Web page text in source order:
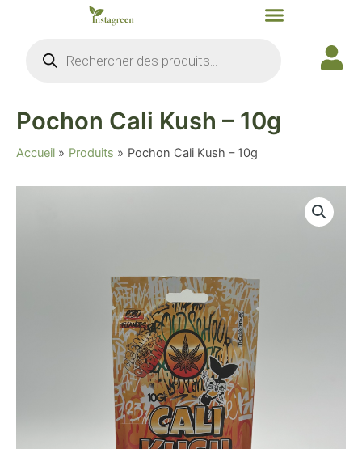
produits
Pochon Cali Kush – 10g
Accueil Produits Pochon Cali Kush – 10g